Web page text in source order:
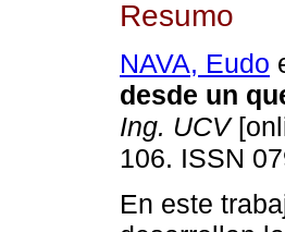
Resumo
NAVA, Eudo
desde un
Ing. UCV
106. ISSN
En este